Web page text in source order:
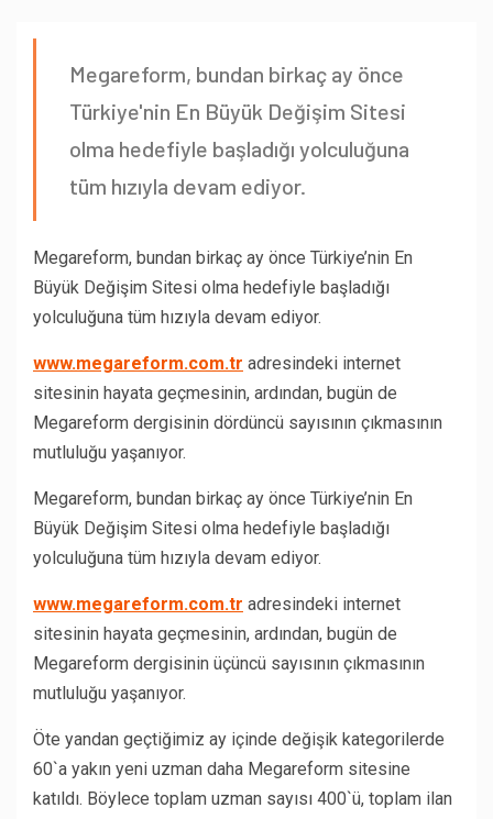
Megareform, bundan birkaç ay önce
Türkiye'nin En Büyük Değişim Sitesi
olma hedefiyle başladığı yolculuğuna
tüm hızıyla devam ediyor.
Megareform, bundan birkaç ay önce Türkiye’nin En
Büyük Değişim Sitesi olma hedefiyle başladığı
yolculuğuna tüm hızıyla devam ediyor.
www.megareform.com.tr adresindeki internet
sitesinin hayata geçmesinin, ardından, bugün de
Megareform dergisinin dördüncü sayısının çıkmasının
mutluluğu yaşanıyor.
Megareform, bundan birkaç ay önce Türkiye’nin En
Büyük Değişim Sitesi olma hedefiyle başladığı
yolculuğuna tüm hızıyla devam ediyor.
www.megareform.com.tr adresindeki internet
sitesinin hayata geçmesinin, ardından, bugün de
Megareform dergisinin üçüncü sayısının çıkmasının
mutluluğu yaşanıyor.
Öte yandan geçtiğimiz ay içinde değişik kategorilerde
60`a yakın yeni uzman daha Megareform sitesine
katıldı. Böylece toplam uzman sayısı 400`ü, toplam ilan